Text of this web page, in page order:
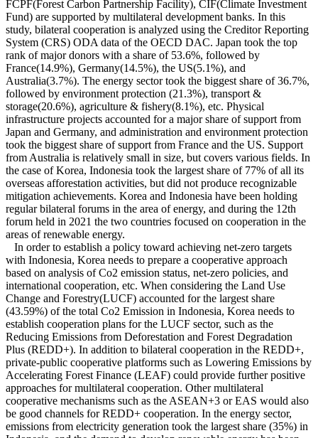
FCPF(Forest Carbon Partnership Facility), CIF(Climate Investment
Fund) are supported by multilateral development banks. In this
study, bilateral cooperation is analyzed using the Creditor Reporting
System (CRS) ODA data of the OECD DAC. Japan took the top
rank of major donors with a share of 53.6%, followed by
France(14.9%), Germany(14.5%), the US(5.1%), and
Australia(3.7%). The energy sector took the biggest share of 36.7%,
followed by environment protection (21.3%), transport &
storage(20.6%), agriculture & fishery(8.1%), etc. Physical
infrastructure projects accounted for a major share of support from
Japan and Germany, and administration and environment protection
took the biggest share of support from France and the US. Support
from Australia is relatively small in size, but covers various fields. In
the case of Korea, Indonesia took the largest share of 77% of all its
overseas afforestation activities, but did not produce recognizable
mitigation achievements. Korea and Indonesia have been holding
regular bilateral forums in the area of energy, and during the 12th
forum held in 2021 the two countries focused on cooperation in the
areas of renewable energy.
In order to establish a policy toward achieving net-zero targets
with Indonesia, Korea needs to prepare a cooperative approach
based on analysis of Co2 emission status, net-zero policies, and
international cooperation, etc. When considering the Land Use
Change and Forestry(LUCF) accounted for the largest share
(43.59%) of the total Co2 Emission in Indonesia, Korea needs to
establish cooperation plans for the LUCF sector, such as the
Reducing Emissions from Deforestation and Forest Degradation
Plus (REDD+). In addition to bilateral cooperation in the REDD+,
private-public cooperative platforms such as Lowering Emissions by
Accelerating Forest Finance (LEAF) could provide further positive
approaches for multilateral cooperation. Other multilateral
cooperative mechanisms such as the ASEAN+3 or EAS would also
be good channels for REDD+ cooperation. In the energy sector,
emissions from electricity generation took the largest share (35%) in